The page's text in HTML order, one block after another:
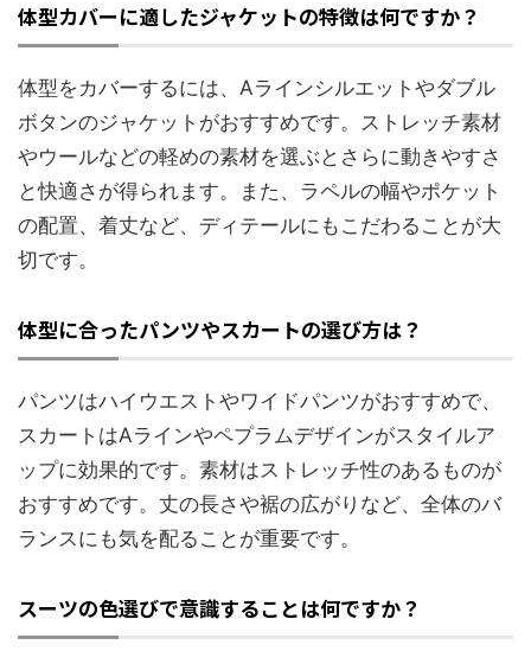
体型カバーに適したジャケットの特徴は何ですか？
体型をカバーするには、Aラインシルエットやダブル
ボタンのジャケットがおすすめです。ストレッチ素材
やウールなどの軽めの素材を選ぶとさらに動きやすさ
と快適さが得られます。また、ラペルの幅やポケット
の配置、着丈など、ディテールにもこだわることが大
切です。
体型に合ったパンツやスカートの選び方は？
パンツはハイウエストやワイドパンツがおすすめで、
スカートはAラインやペプラムデザインがスタイルア
ップに効果的です。素材はストレッチ性のあるものが
おすすめです。丈の長さや裾の広がりなど、全体のバ
ランスにも気を配ることが重要です。
スーツの色選びで意識することは何ですか？